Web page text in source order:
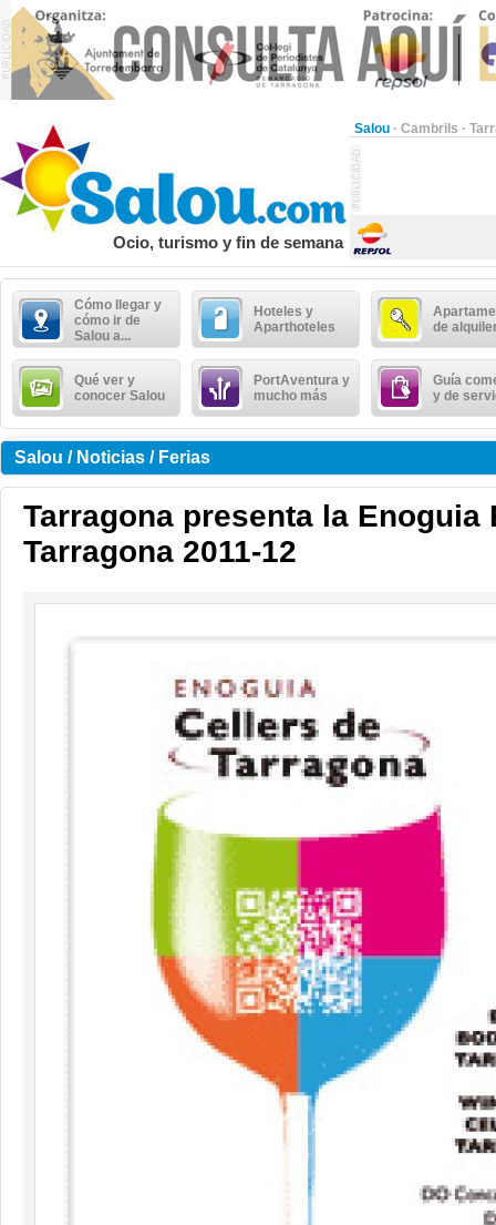
Salou · Cambrils ·
Ocio, turismo y fin de semana
Cómo llegar y
cómo ir de
Salou a...
Hoteles y
Aparthoteles
de
Qué ver y
conocer Salou
PortAventura y
mucho más
Guía
y de
Salou / Noticias / Ferias
Tarragona presenta la Enoguia
Tarragona 2011-12